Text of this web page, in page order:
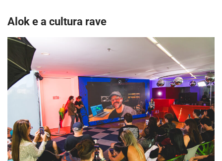
Alok e a cultura rave